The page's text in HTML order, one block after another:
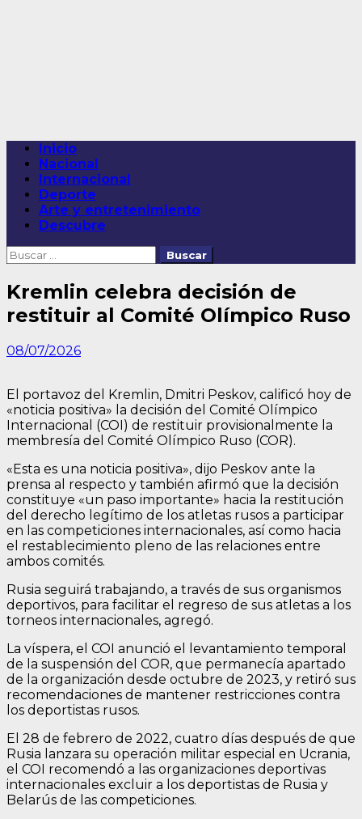
Menú
principal
Inicio
Nacional
Internacional
Deporte
Arte y entretenimiento
Descubre
Buscar:
Kremlin celebra decisión de
restituir al Comité Olímpico Ruso
08/07/2026
El portavoz del Kremlin, Dmitri Peskov, calificó hoy de
«noticia positiva» la decisión del Comité Olímpico
Internacional (COI) de restituir provisionalmente la
membresía del Comité Olímpico Ruso (COR).
«Esta es una noticia positiva», dijo Peskov ante la
prensa al respecto y también afirmó que la decisión
constituye «un paso importante» hacia la restitución
del derecho legítimo de los atletas rusos a participar
en las competiciones internacionales, así como hacia
el restablecimiento pleno de las relaciones entre
ambos comités.
Rusia seguirá trabajando, a través de sus organismos
deportivos, para facilitar el regreso de sus atletas a los
torneos internacionales, agregó.
La víspera, el COI anunció el levantamiento temporal
de la suspensión del COR, que permanecía apartado
de la organización desde octubre de 2023, y retiró sus
recomendaciones de mantener restricciones contra
los deportistas rusos.
El 28 de febrero de 2022, cuatro días después de que
Rusia lanzara su operación militar especial en Ucrania,
el COI recomendó a las organizaciones deportivas
internacionales excluir a los deportistas de Rusia y
Belarús de las competiciones.